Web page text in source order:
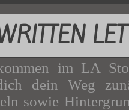
im LA
dein Weg
sowie